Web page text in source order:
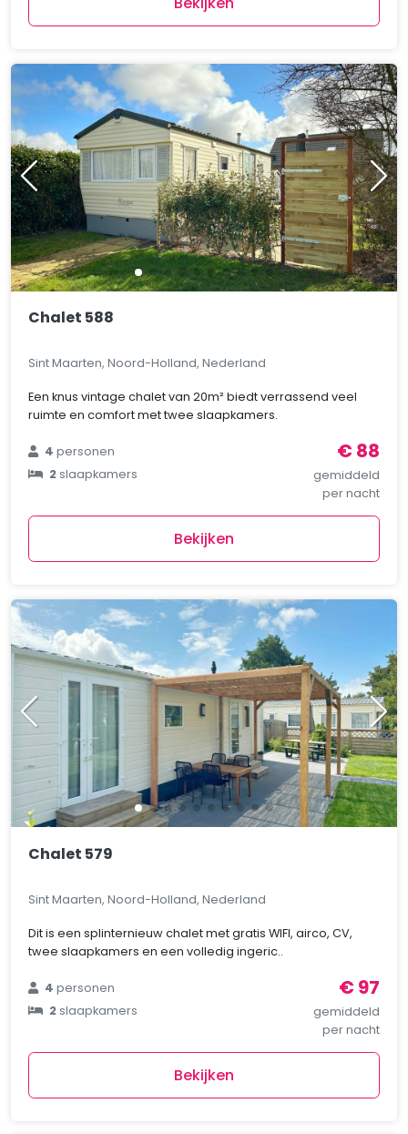
Chalet 588
Sint Maarten, Noord-Holland, Nederland
Een knus vintage chalet van 20m² biedt verrassend veel
ruimte en comfort met twee slaapkamers.
4personen
2slaapkamers
€ 88
gemiddeld
per nacht
Bekijken
Chalet 579
Sint Maarten, Noord-Holland, Nederland
Dit is een splinternieuw chalet met gratis WIFI, airco, CV,
twee slaapkamers en een volledig ingeric..
4personen
2slaapkamers
€ 97
gemiddeld
per nacht
Bekijken